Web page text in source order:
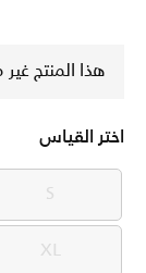
هذا المنتج غير
اختر القياس
S
S
XL
XL